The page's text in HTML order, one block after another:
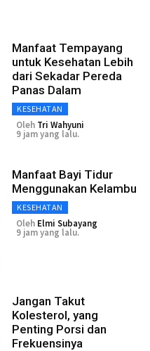
Manfaat Tempayang
untuk Kesehatan Lebih
dari Sekadar Pereda
Panas Dalam
KESEHATAN
Oleh Tri Wahyuni
9 jam yang lalu.
Manfaat Bayi Tidur
Menggunakan Kelambu
KESEHATAN
Oleh Elmi Subayang
9 jam yang lalu.
Jangan Takut
Kolesterol, yang
Penting Porsi dan
Frekuensinya